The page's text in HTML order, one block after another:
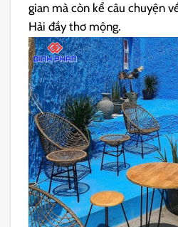
gian mà còn kể câu chuyện
Hải đầy thơ mộng.